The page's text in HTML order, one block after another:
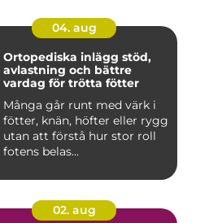
04. aug
Ortopediska inlägg stöd,
avlastning och bättre
vardag för trötta fötter
Många går runt med värk i
fötter, knän, höfter eller rygg
utan att förstå hur stor roll
fotens belas...
02. aug